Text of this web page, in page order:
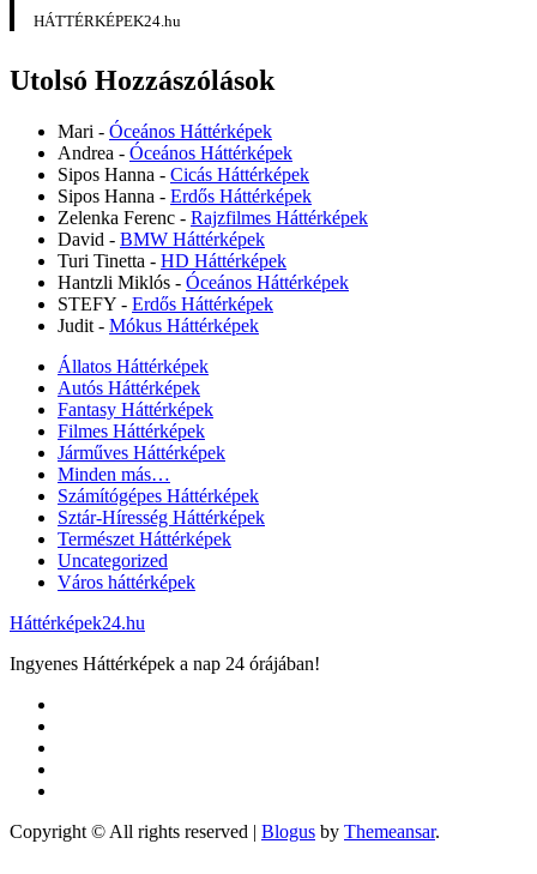
HÁTTÉRKÉPEK24.hu
Utolsó Hozzászólások
Mari - Óceános Háttérképek
Andrea - Óceános Háttérképek
Sipos Hanna - Cicás Háttérképek
Sipos Hanna - Erdős Háttérképek
Zelenka Ferenc - Rajzfilmes Háttérképek
David - BMW Háttérképek
Turi Tinetta - HD Háttérképek
Hantzli Miklós - Óceános Háttérképek
STEFY - Erdős Háttérképek
Judit - Mókus Háttérképek
Állatos Háttérképek
Autós Háttérképek
Fantasy Háttérképek
Filmes Háttérképek
Járműves Háttérképek
Minden más…
Számítógépes Háttérképek
Sztár-Híresség Háttérképek
Természet Háttérképek
Uncategorized
Város háttérképek
Háttérképek24.hu
Ingyenes Háttérképek a nap 24 órájában!
Copyright © All rights reserved | Blogus by Themeansar.